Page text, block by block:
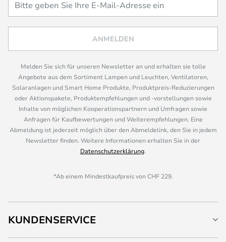
ANMELDEN
Melden Sie sich für unseren Newsletter an und erhalten sie tolle
Angebote aus dem Sortiment Lampen und Leuchten, Ventilatoren,
Solaranlagen und Smart Home Produkte, Produktpreis-Reduzierungen
oder Aktionspakete, Produktempfehlungen und -vorstellungen sowie
Inhalte von möglichen Kooperationspartnern und Umfragen sowie
Anfragen für Kaufbewertungen und Weiterempfehlungen. Eine
Abmeldung ist jederzeit möglich über den Abmeldelink, den Sie in jedem
Newsletter finden. Weitere Informationen erhalten Sie in der
Datenschutzerklärung.
*Ab einem Mindestkaufpreis von CHF 229.
KUNDENSERVICE